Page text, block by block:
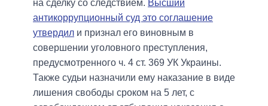
на сделку со следствием. Высший
антикоррупционный суд это соглашение
утвердил и признал его виновным в
совершении уголовного преступления,
предусмотренного ч. 4 ст. 369 УК Украины.
Также судьи назначили ему наказание в виде
лишения свободы сроком на 5 лет, с